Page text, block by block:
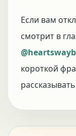
Если вам
смотрит в
короткой